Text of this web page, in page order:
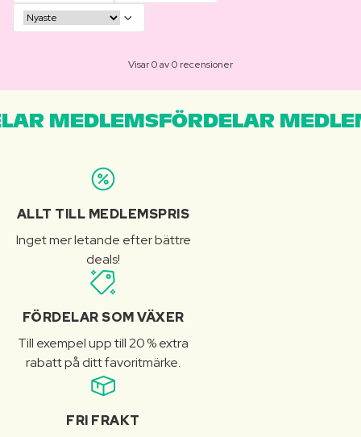
Visar 0 av 0 recensioner
MEDLEMSFÖRDELAR
ALLT TILL MEDLEMSPRIS
Inget mer letande efter bättre
deals!
FÖRDELAR SOM VÄXER
Till exempel upp till 20 % extra
rabatt på ditt favoritmärke.
FRI FRAKT